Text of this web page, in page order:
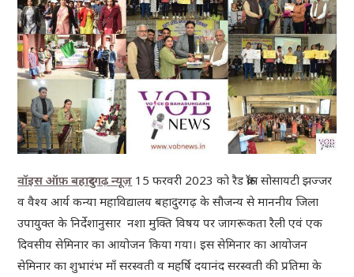
वॉइस ऑफ़ बहादुरगढ़ न्यूज़ 15 फरवरी 2023 को रैड क्राॅस सोसायटी झज्जर
व वैश्य आर्य कन्या महाविद्यालय बहादुरगढ़ के सौजन्य से माननीय जिला
उपायुक्त के निर्देशानुसार नशा मुक्ति विषय पर जागरूकता रैली एवं एक
दिवसीय सेमिनार का आयोजन किया गया। इस सेमिनार का आयोजन
सेमिनार का शुभारंभ माँ सरस्वती व महर्षि दयानंद सरस्वती की प्रतिमा के